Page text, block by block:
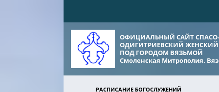
ОФИЦИАЛЬНЫЙ САЙТ
ОДИГИТРИЕВСКИЙ
ПОД ГОРОДОМ ВЯЗЬМОЙ
Смоленская Митрополия.
РАСПИСАНИЕ БОГОСЛУЖЕНИЙ